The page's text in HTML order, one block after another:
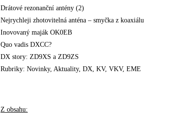
Drátové rezonanční antény (2)
Nejrychleji zhotovitelná anténa – smyčka z koaxiálu
Inovovaný maják OK0EB
Quo vadis DXCC?
DX story: ZD9XS a ZD9ZS
Rubriky: Novinky, Aktuality, DX, KV, VKV, EME
Z obsahu: